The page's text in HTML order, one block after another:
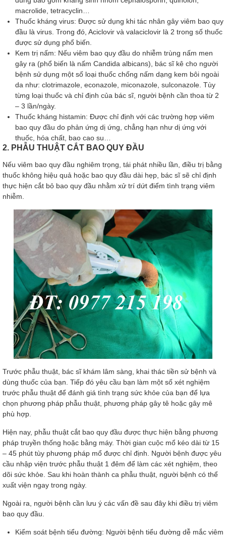
macrolide, tetracyclin…
Thuốc kháng virus: Được sử dụng khi tác nhân gây viêm bao quy
đầu là virus. Trong đó, Aciclovir và valaciclovir là 2 trong số thuốc
được sử dụng phổ biến.
Kem trị nấm: Nếu viêm bao quy đầu do nhiễm trùng nấm men
gây ra (phổ biến là nấm Candida albicans), bác sĩ kê cho người
bệnh sử dụng một số loại thuốc chống nấm dạng kem bôi ngoài
da như: clotrimazole, econazole, miconazole, sulconazole. Tùy
từng loại thuốc và chỉ định của bác sĩ, người bệnh cần thoa từ 2
– 3 lần/ngày.
Thuốc kháng histamin: Được chỉ định với các trường hợp viêm
bao quy đầu do phản ứng dị ứng, chẳng hạn như dị ứng với
thuốc, hóa chất, bao cao su…
2. PHẪU THUẬT CẮT BAO QUY ĐẦU
Nếu viêm bao quy đầu nghiêm trọng, tái phát nhiều lần, điều trị bằng
thuốc không hiệu quả hoặc bao quy đầu dài hẹp, bác sĩ sẽ chỉ định
thực hiện cắt bỏ bao quy đầu nhằm xử trí dứt điểm tình trạng viêm
nhiễm.
Trước phẫu thuật, bác sĩ khám lâm sàng, khai thác tiền sử bệnh và
dùng thuốc của bạn. Tiếp đó yêu cầu bạn làm một số xét nghiệm
trước phẫu thuật để đánh giá tình trạng sức khỏe của bạn để lựa
chọn phương pháp phẫu thuật, phương pháp gây tê hoặc gây mê
phù hợp.
Hiện nay, phẫu thuật cắt bao quy đầu được thực hiện bằng phương
pháp truyền thống hoặc bằng máy. Thời gian cuộc mổ kéo dài từ 15
– 45 phút tùy phương pháp mổ được chỉ định. Người bệnh được yêu
cầu nhập viện trước phẫu thuật 1 đêm để làm các xét nghiệm, theo
dõi sức khỏe. Sau khi hoàn thành ca phẫu thuật, người bệnh có thể
xuất viện ngay trong ngày.
Ngoài ra, người bệnh cần lưu ý các vấn đề sau đây khi điều trị viêm
bao quy đầu.
Kiểm soát bệnh tiểu đường: Người bệnh tiểu đường dễ mắc viêm